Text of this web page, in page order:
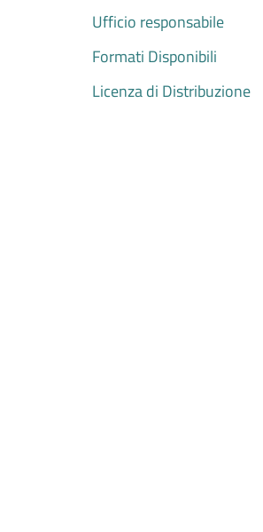
Ufficio responsabile
Formati Disponibili
Licenza di Distribuzione